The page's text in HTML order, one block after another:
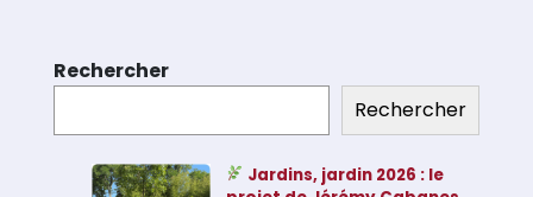
Rechercher
Rechercher
Jardins, jardin 2026 : le